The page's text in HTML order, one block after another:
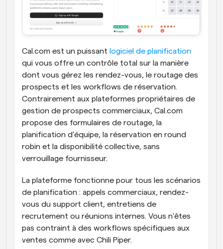
Cal.com est un puissant logiciel de planification
qui vous offre un contrôle total sur la manière
dont vous gérez les rendez-vous, le routage des
prospects et les workflows de réservation.
Contrairement aux plateformes propriétaires de
gestion de prospects commerciaux, Cal.com
propose des formulaires de routage, la
planification d'équipe, la réservation en round
robin et la disponibilité collective, sans
verrouillage fournisseur.
La plateforme fonctionne pour tous les scénarios
de planification : appels commerciaux, rendez-
vous du support client, entretiens de
recrutement ou réunions internes. Vous n'êtes
pas contraint à des workflows spécifiques aux
ventes comme avec Chili Piper.